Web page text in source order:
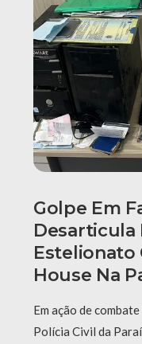
Golpe Em
Desarticula
Estelionato
House Na
Em ação de
Polícia Civil da